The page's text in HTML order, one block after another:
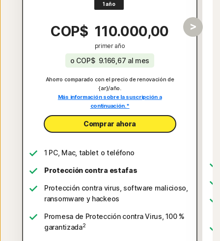
1 año
COP$ 110.000,00
primer año
o COP$ 9.166,67 al mes
Ahorro comparado con el precio de renovación de
{ar}/año.
Más información sobre la suscripción a
continuación.*
Comprar ahora
1 PC, Mac, tablet o teléfono
Protección contra estafas
Protección contra virus, software malicioso,
ransomware y hackeos
Promesa de Protección contra Virus, 100 %
garantizada2